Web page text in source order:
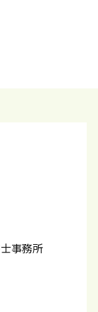
事務所